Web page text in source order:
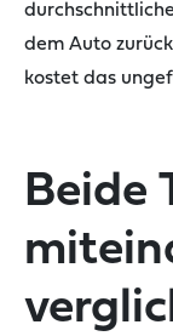
durchschnittliche
dem Auto
kostet das
Beide